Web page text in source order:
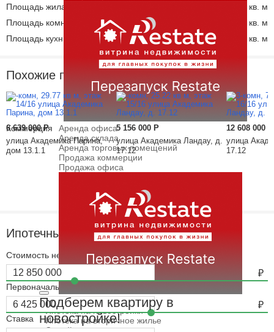
Коммерция
Аренда офиса
Аренда склада
Аренда торговых помещений
Продажа коммерции
Продажа офиса
Ипотека
Ипотечный калькулятор
Ипотека на новостройки
Ипотека на вторичное жилье
Площадь жилая
33.20 кв. м
Площадь комнат
11.00 кв. м
Площадь кухни
17.00 кв. м
Похожие предложения
6 639 000Р
улица Академика Парина,
дом 13.1.1
5 156 000 Р
улица Академика Ландау, д.
17.12
12 608 000
улица
17.12
Ипотечный калькулятор
Стоимость недвижимости
Первоначальный взнос
Ставка
Подберем квартиру в
новостройке!